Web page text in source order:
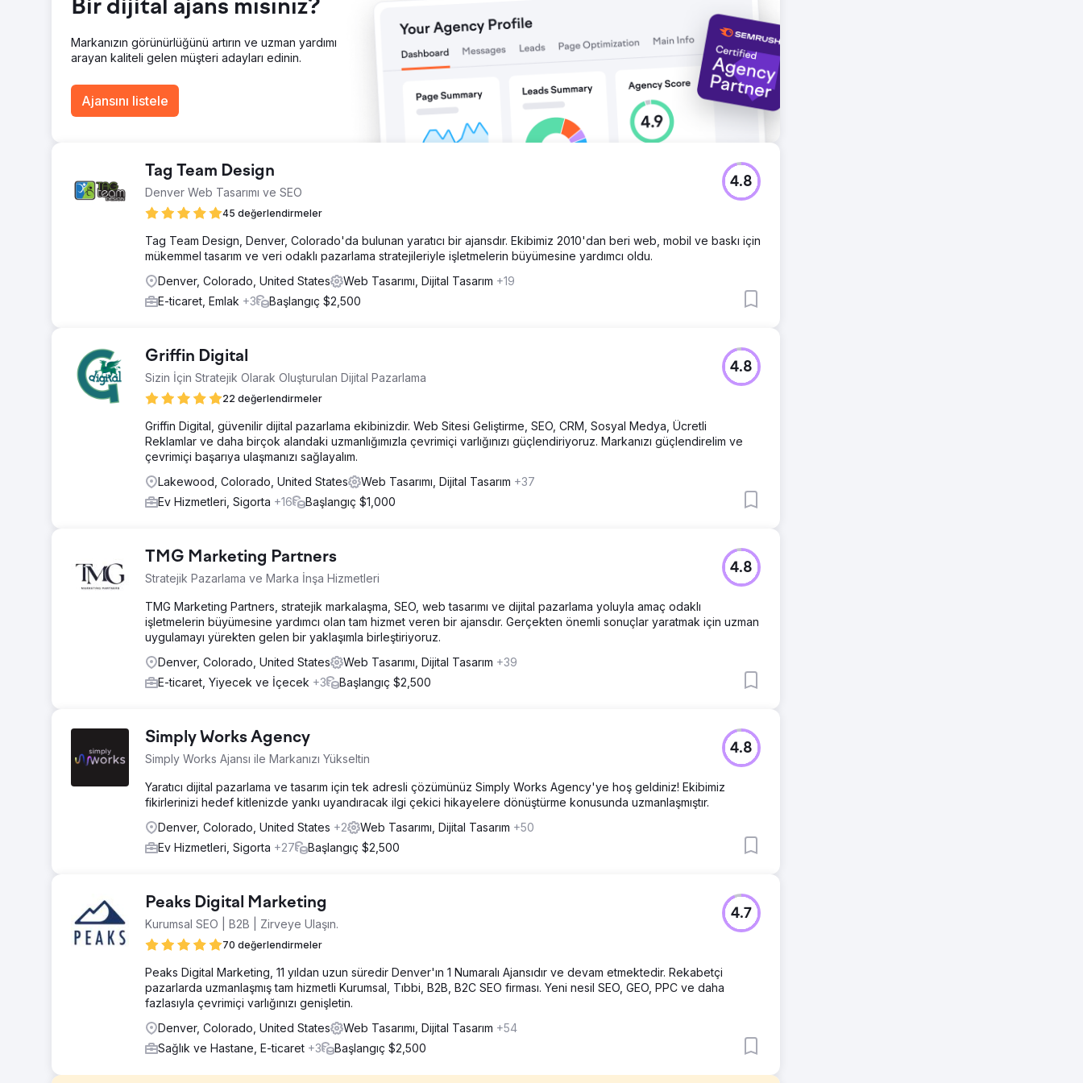
Ajans sayfasına git
Bir dijital ajans mısınız?
Markanızın görünürlüğünü artırın ve uzman yardımı
arayan kaliteli gelen müşteri adayları edinin.
Ajansını listele
Tag Team Design
Denver Web Tasarımı ve SEO
45 değerlendirmeler
4.8
Tag Team Design, Denver, Colorado'da bulunan yaratıcı bir ajansdır. Ekibimiz 2010'dan beri web, mobil ve baskı için
mükemmel tasarım ve veri odaklı pazarlama stratejileriyle işletmelerin büyümesine yardımcı oldu.
Denver, Colorado, United States
Web Tasarımı, Dijital Tasarım +19
E-ticaret, Emlak +3 Başlangıç $2,500
Griffin Digital
Sizin İçin Stratejik Olarak Oluşturulan Dijital Pazarlama
22 değerlendirmeler
4.8
Griffin Digital, güvenilir dijital pazarlama ekibinizdir. Web Sitesi Geliştirme, SEO, CRM, Sosyal Medya, Ücretli
Reklamlar ve daha birçok alandaki uzmanlığımızla çevrimiçi varlığınızı güçlendiriyoruz. Markanızı güçlendirelim ve
çevrimiçi başarıya ulaşmanızı sağlayalım.
Lakewood, Colorado, United States
Web Tasarımı, Dijital Tasarım +37
Ev Hizmetleri, Sigorta +16 Başlangıç $1,000
TMG Marketing Partners
Stratejik Pazarlama ve Marka İnşa Hizmetleri
4.8
TMG Marketing Partners, stratejik markalaşma, SEO, web tasarımı ve dijital pazarlama yoluyla amaç odaklı
işletmelerin büyümesine yardımcı olan tam hizmet veren bir ajansdır. Gerçekten önemli sonuçlar yaratmak için uzman
uygulamayı yürekten gelen bir yaklaşımla birleştiriyoruz.
Denver, Colorado, United States
Web Tasarımı, Dijital Tasarım +39
E-ticaret, Yiyecek ve İçecek +3 Başlangıç $2,500
Simply Works Agency
Simply Works Ajansı ile Markanızı Yükseltin
4.8
Yaratıcı dijital pazarlama ve tasarım için tek adresli çözümünüz Simply Works Agency'ye hoş geldiniz! Ekibimiz
fikirlerinizi hedef kitlenizde yankı uyandıracak ilgi çekici hikayelere dönüştürme konusunda uzmanlaşmıştır.
Denver, Colorado, United States +2 Web Tasarımı, Dijital Tasarım +50
Ev Hizmetleri, Sigorta +27 Başlangıç $2,500
Peaks Digital Marketing
Kurumsal SEO | B2B | Zirveye Ulaşın.
70 değerlendirmeler
4.7
Peaks Digital Marketing, 11 yıldan uzun süredir Denver'ın 1 Numaralı Ajansıdır ve devam etmektedir. Rekabetçi
pazarlarda uzmanlaşmış tam hizmetli Kurumsal, Tıbbi, B2B, B2C SEO firması. Yeni nesil SEO, GEO, PPC ve daha
fazlasıyla çevrimiçi varlığınızı genişletin.
Denver, Colorado, United States
Web Tasarımı, Dijital Tasarım +54
Sağlık ve Hastane, E-ticaret +3 Başlangıç $2,500